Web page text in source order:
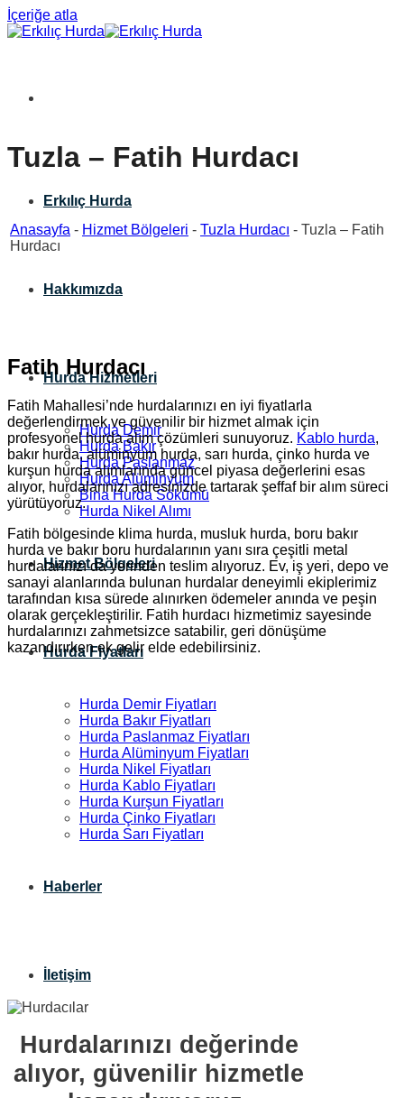
İçeriğe atla
Erkılıç Hurda
Hakkımızda
Hurda Hizmetleri
Hurda Demir
Hurda Bakır
Hurda Paslanmaz
Hurda Alüminyum
Bina Hurda Sökümü
Hurda Nikel Alımı
Hizmet Bölgeleri
Hurda Fiyatları
Hurda Demir Fiyatları
Hurda Bakır Fiyatları
Hurda Paslanmaz Fiyatları
Hurda Alüminyum Fiyatları
Hurda Nikel Fiyatları
Hurda Kablo Fiyatları
Hurda Kurşun Fiyatları
Hurda Çinko Fiyatları
Hurda Sarı Fiyatları
Haberler
İletişim
Tuzla – Fatih Hurdacı
Anasayfa - Hizmet Bölgeleri - Tuzla Hurdacı - Tuzla – Fatih
Hurdacı
Fatih Hurdacı
Fatih Mahallesi’nde hurdalarınızı en iyi fiyatlarla
değerlendirmek ve güvenilir bir hizmet almak için
profesyonel hurda alım çözümleri sunuyoruz. Kablo hurda,
bakır hurda, alüminyum hurda, sarı hurda, çinko hurda ve
kurşun hurda alımlarında güncel piyasa değerlerini esas
alıyor, hurdalarınızı adresinizde tartarak şeffaf bir alım süreci
yürütüyoruz.
Fatih bölgesinde klima hurda, musluk hurda, boru bakır
hurda ve bakır boru hurdalarının yanı sıra çeşitli metal
hurdalarınızı da yerinden teslim alıyoruz. Ev, iş yeri, depo ve
sanayi alanlarında bulunan hurdalar deneyimli ekiplerimiz
tarafından kısa sürede alınırken ödemeler anında ve peşin
olarak gerçekleştirilir. Fatih hurdacı hizmetimiz sayesinde
hurdalarınızı zahmetsizce satabilir, geri dönüşüme
kazandırırken ek gelir elde edebilirsiniz.
Hurdalarınızı değerinde
alıyor, güvenilir hizmetle